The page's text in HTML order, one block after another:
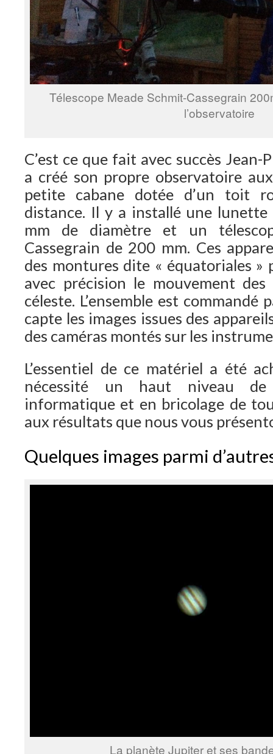
Télescope Meade Schmit-Cassegrain
l’observatoire
C’est ce que fait avec succès Jean-
a créé son propre observatoire
petite cabane dotée d’un toit
distance. Il y a installé une
mm de diamètre et un
Cassegrain de 200 mm. Ces
des montures dite « équatoriales
avec précision le mouvement
céleste. L’ensemble est
capte les images issues des
des caméras montés sur les
L’essentiel de ce matériel a été
nécessité un haut niveau de
informatique et en bricolage de
aux résultats que nous vous
Quelques images parmi
La planète Jupiter et ses